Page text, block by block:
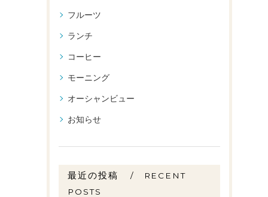
フルーツ
ランチ
コーヒー
モーニング
オーシャンビュー
お知らせ
最近の投稿
RECENT
POSTS